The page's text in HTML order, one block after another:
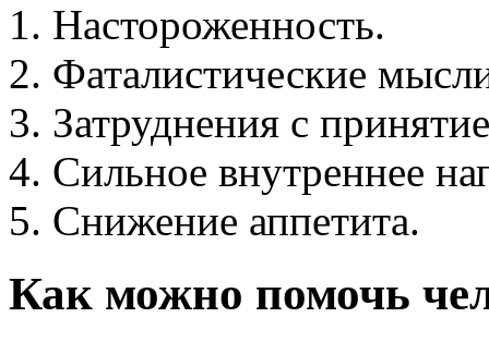
Настороженность.
Фаталистические
Затруднения с
Сильное внутреннее
Снижение аппетита.
Как можно помочь